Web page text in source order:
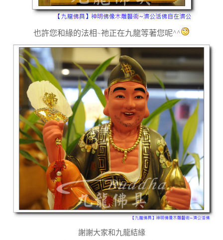
也許您和緣的法相~祂正在九龍等著您呢^^
謝謝大家和九龍結緣